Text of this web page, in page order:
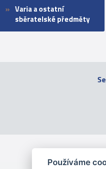
Varia a ostatní
sběratelské předměty
Používáme